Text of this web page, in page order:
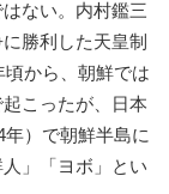
ない。内村鑑三
勝利した天皇制
から、朝鮮では
こったが、日本
）で朝鮮半島に
」「ヨボ」とい